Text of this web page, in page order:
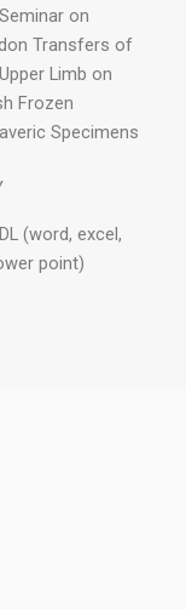
on
Transfers of
Limb on
Frozen
Specimens
(word, excel,
point)